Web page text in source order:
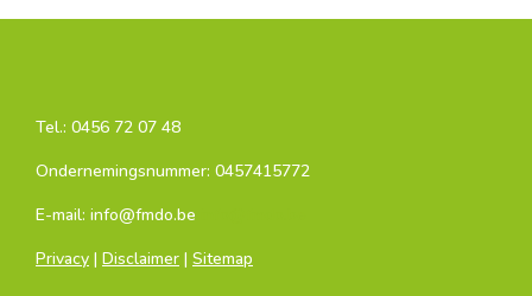
Tel.: 0456 72 07 48
Ondernemingsnummer: 0457415772
E-mail: info@fmdo.be
Privacy | Disclaimer | Sitemap